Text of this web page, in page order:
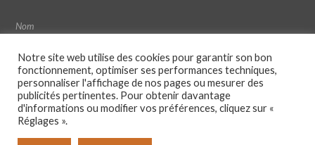
Notre site web utilise des cookies pour garantir son bon
fonctionnement, optimiser ses performances techniques,
personnaliser l'affichage de nos pages ou mesurer des
publicités pertinentes. Pour obtenir davantage
d'informations ou modifier vos préférences, cliquez sur «
Réglages ».